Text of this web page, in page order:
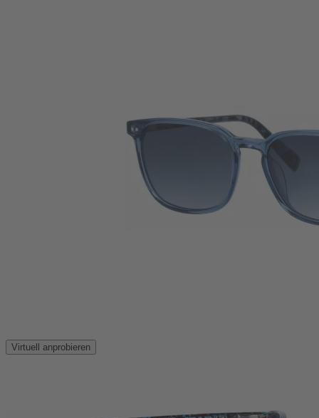
Virtuell anprobieren